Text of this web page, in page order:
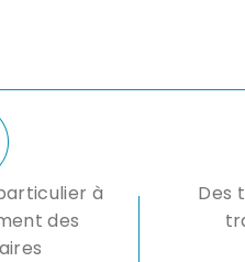
à
des
Des